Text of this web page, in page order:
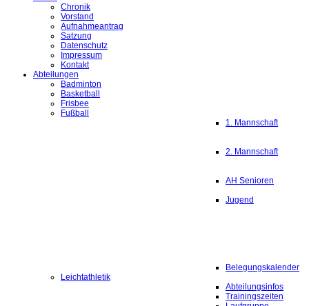
Chronik
Vorstand
Aufnahmeantrag
Satzung
Datenschutz
Impressum
Kontakt
Abteilungen
Badminton
Basketball
Frisbee
Fußball
1. Mannschaft
2. Mannschaft
AH Senioren
Jugend
Belegungskalender
Leichtathletik
Abteilungsinfos
Trainingszeiten